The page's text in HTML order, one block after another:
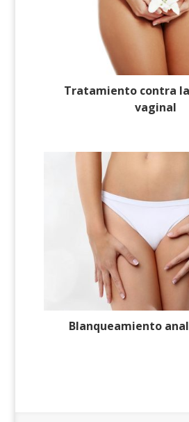
Tratamiento contra
vaginal
Blanqueamiento